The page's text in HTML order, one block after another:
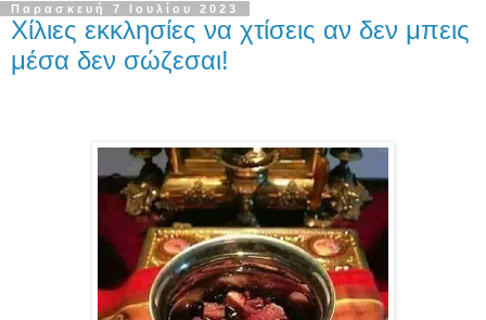
Παρασκευή 7 Ιουλίου 2023
Χίλιες εκκλησίες να χτίσεις αν δεν μπεις
μέσα δεν σώζεσαι!